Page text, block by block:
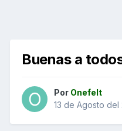
Buenas a
Por Onefelt
13 de Agosto del